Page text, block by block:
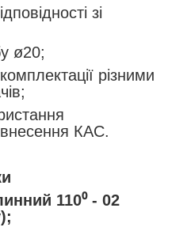
зі
ø20;
різними
КАС.
110⁰ - 02